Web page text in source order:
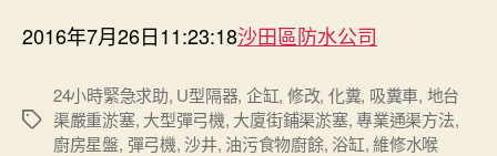
2016年7月26日11:23:18沙田區防水公司
Tags
24小時緊急求助, U型隔器, 企缸, 修改, 化糞, 吸糞車, 地台
渠嚴重淤塞, 大型彈弓機, 大廈街鋪渠淤塞,專業通渠方法,
廚房星盤, 彈弓機,沙井, 油污食物廚餘, 浴缸,維修水喉